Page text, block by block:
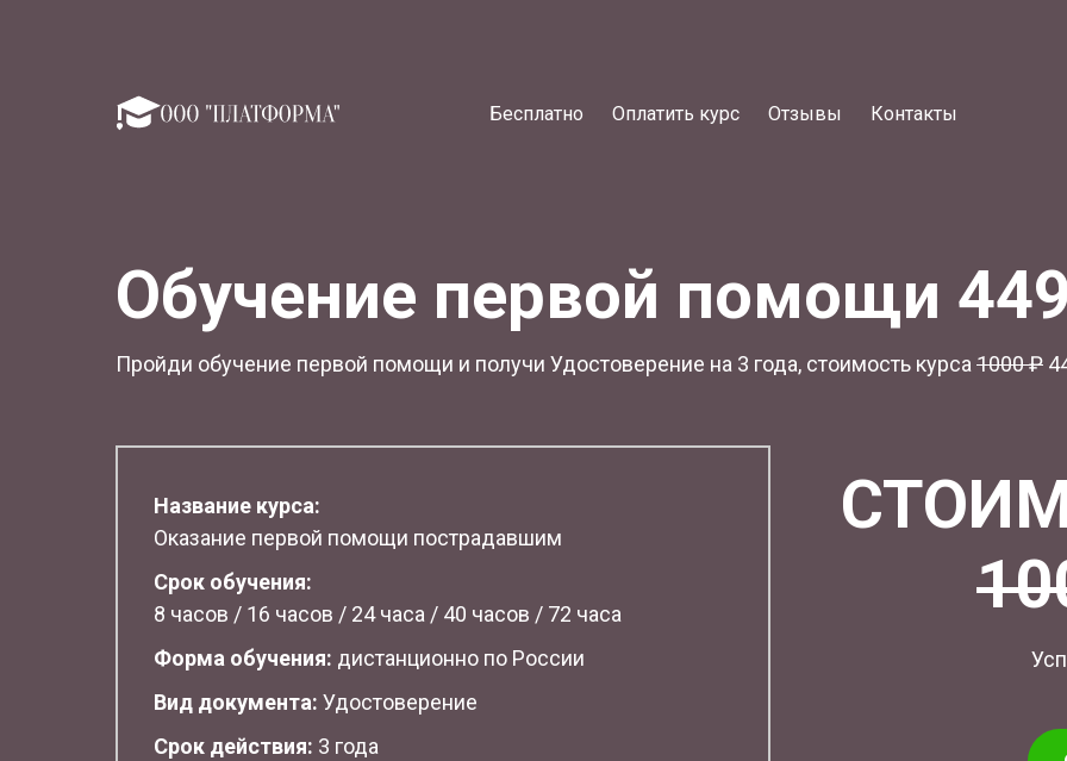
Бесплатно Оплатить курс Отзывы Контакты
Обучение первой помощи
Пройди обучение первой помощи и получи Удостоверение на 3 года, стоимость курса 1000 ₽
Название курса:
Оказание первой помощи пострадавшим
Срок обучения:
8 часов / 16 часов / 24 часа / 40 часов / 72 часа
Форма обучения: дистанционно по России
Вид документа: Удостоверение
Срок действия: 3 года